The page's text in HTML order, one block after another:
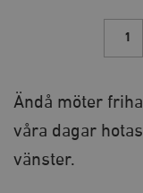
Ändå möter
våra dagar
vänster.